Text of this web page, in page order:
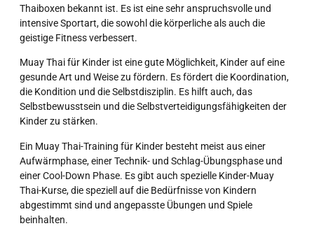
Thaiboxen bekannt ist. Es ist eine sehr anspruchsvolle und
intensive Sportart, die sowohl die körperliche als auch die
geistige Fitness verbessert.
Muay Thai für Kinder ist eine gute Möglichkeit, Kinder auf eine
gesunde Art und Weise zu fördern. Es fördert die Koordination,
die Kondition und die Selbstdisziplin. Es hilft auch, das
Selbstbewusstsein und die Selbstverteidigungsfähigkeiten der
Kinder zu stärken.
Ein Muay Thai-Training für Kinder besteht meist aus einer
Aufwärmphase, einer Technik- und Schlag-Übungsphase und
einer Cool-Down Phase. Es gibt auch spezielle Kinder-Muay
Thai-Kurse, die speziell auf die Bedürfnisse von Kindern
abgestimmt sind und angepasste Übungen und Spiele
beinhalten.